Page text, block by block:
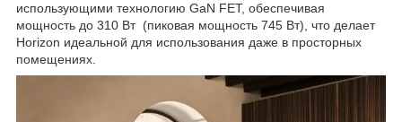
использующими технологию GaN FET, обеспечивая
мощность до 310 Вт (пиковая мощность 745 Вт), что делает
Horizon идеальной для использования даже в просторных
помещениях.